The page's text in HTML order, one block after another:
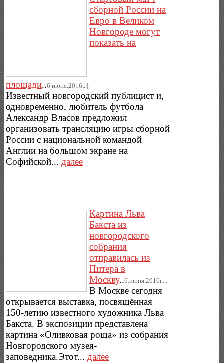
сборной России на
Евро в Великом
Новгороде могут
показать на
площади..6.июня.2016г..|.
Известный новгородский публицист и,
одновременно, любитель футбола
Александр Власов предложил
организовать трансляцию игры сборной
России с национальной командой
Англии на большом экране на
Софийской... далее
Картина Льва
Бакста из
новгородского
собрания
отправилась из
Питера в
Москву..6.июня.2016г..|.
В Москве сегодня
открывается выставка, посвящённая
150-летию известного художника Льва
Бакста. В экспозиции представлена
картина «Оливковая роща» из собрания
Новгородского музея-
заповедника.Этот...далее